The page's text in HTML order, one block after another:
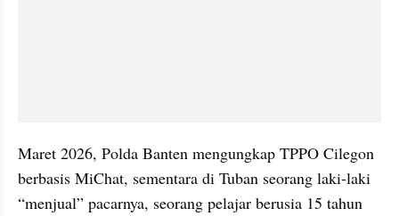
Maret 2026, Polda Banten mengungkap TPPO Cilegon
berbasis MiChat, sementara di Tuban seorang laki-laki
“menjual” pacarnya, seorang pelajar berusia 15 tahun